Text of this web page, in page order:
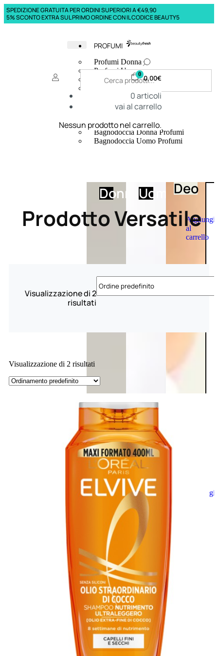
SPEDIZIONE GRATUITA PER ORDINI SUPERIORI A €49,90
5% SCONTO EXTRA SUL PRIMO ORDINE CON IL CODICE BEAUTY5
PROFUMI
Profumi Donna
Profumi Uomo
Deodoranti Donna
Corpo Donna
Corpo Uomo
Creme Mani
Bagnodoccia Donna Profumi
Bagnodoccia Uomo Profumi
DonnaUomoDeo
Aggiungi
al
carrello
Aggiungi
0 0,00€
0articoli
vai al carrello
Nessun prodotto nel carrello.
Prodotto Versatile
Visualizzazione di 2
risultati
Visualizzazione di 2 risultati